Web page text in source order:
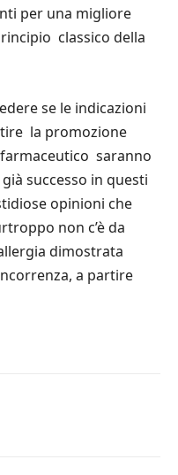
per una migliore
classico della
se le indicazioni
la promozione
saranno
successo in questi
opinioni che
non c’è da
dimostrata
a partire